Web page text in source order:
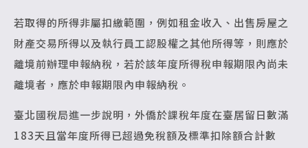
若取得的所得非屬扣繳範圍，例如租金收入、出售房屋之
財產交易所得以及執行員工認股權之其他所得等，則應於
離境前辦理申報納稅，若於該年度所得稅申報期限內尚未
離境者，應於申報期限內申報納稅。
臺北國稅局進一步說明，外僑於課稅年度在臺居留日數滿
183天且當年度所得已超過免稅額及標準扣除額合計數